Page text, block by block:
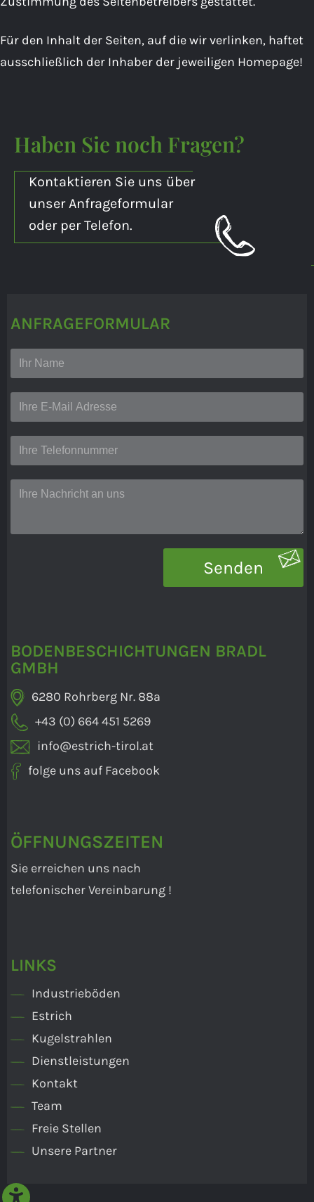
Für den Inhalt der Seiten, auf die wir verlinken, haftet
ausschließlich der Inhaber der jeweiligen Homepage!
Haben Sie noch Fragen?
Kontaktieren Sie uns über
unser Anfrageformular
oder per Telefon.
ANFRAGEFORMULAR
Senden
BODENBESCHICHTUNGEN BRADL
GMBH
6280 Rohrberg Nr. 88a
+43 (0) 664 451 5269
info@estrich-tirol.at
folge uns auf Facebook
ÖFFNUNGSZEITEN
Sie erreichen uns nach
telefonischer Vereinbarung !
LINKS
Industrieböden
Estrich
Kugelstrahlen
Dienstleistungen
Kontakt
Team
Freie Stellen
Unsere Partner